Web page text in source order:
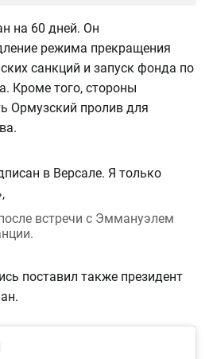
на 60 дней. Он
режима прекращения
санкций и запуск фонда по
Кроме того, стороны
Ормузский пролив для
в Версале. Я только
встречи с Эммануэлем
поставил также президент